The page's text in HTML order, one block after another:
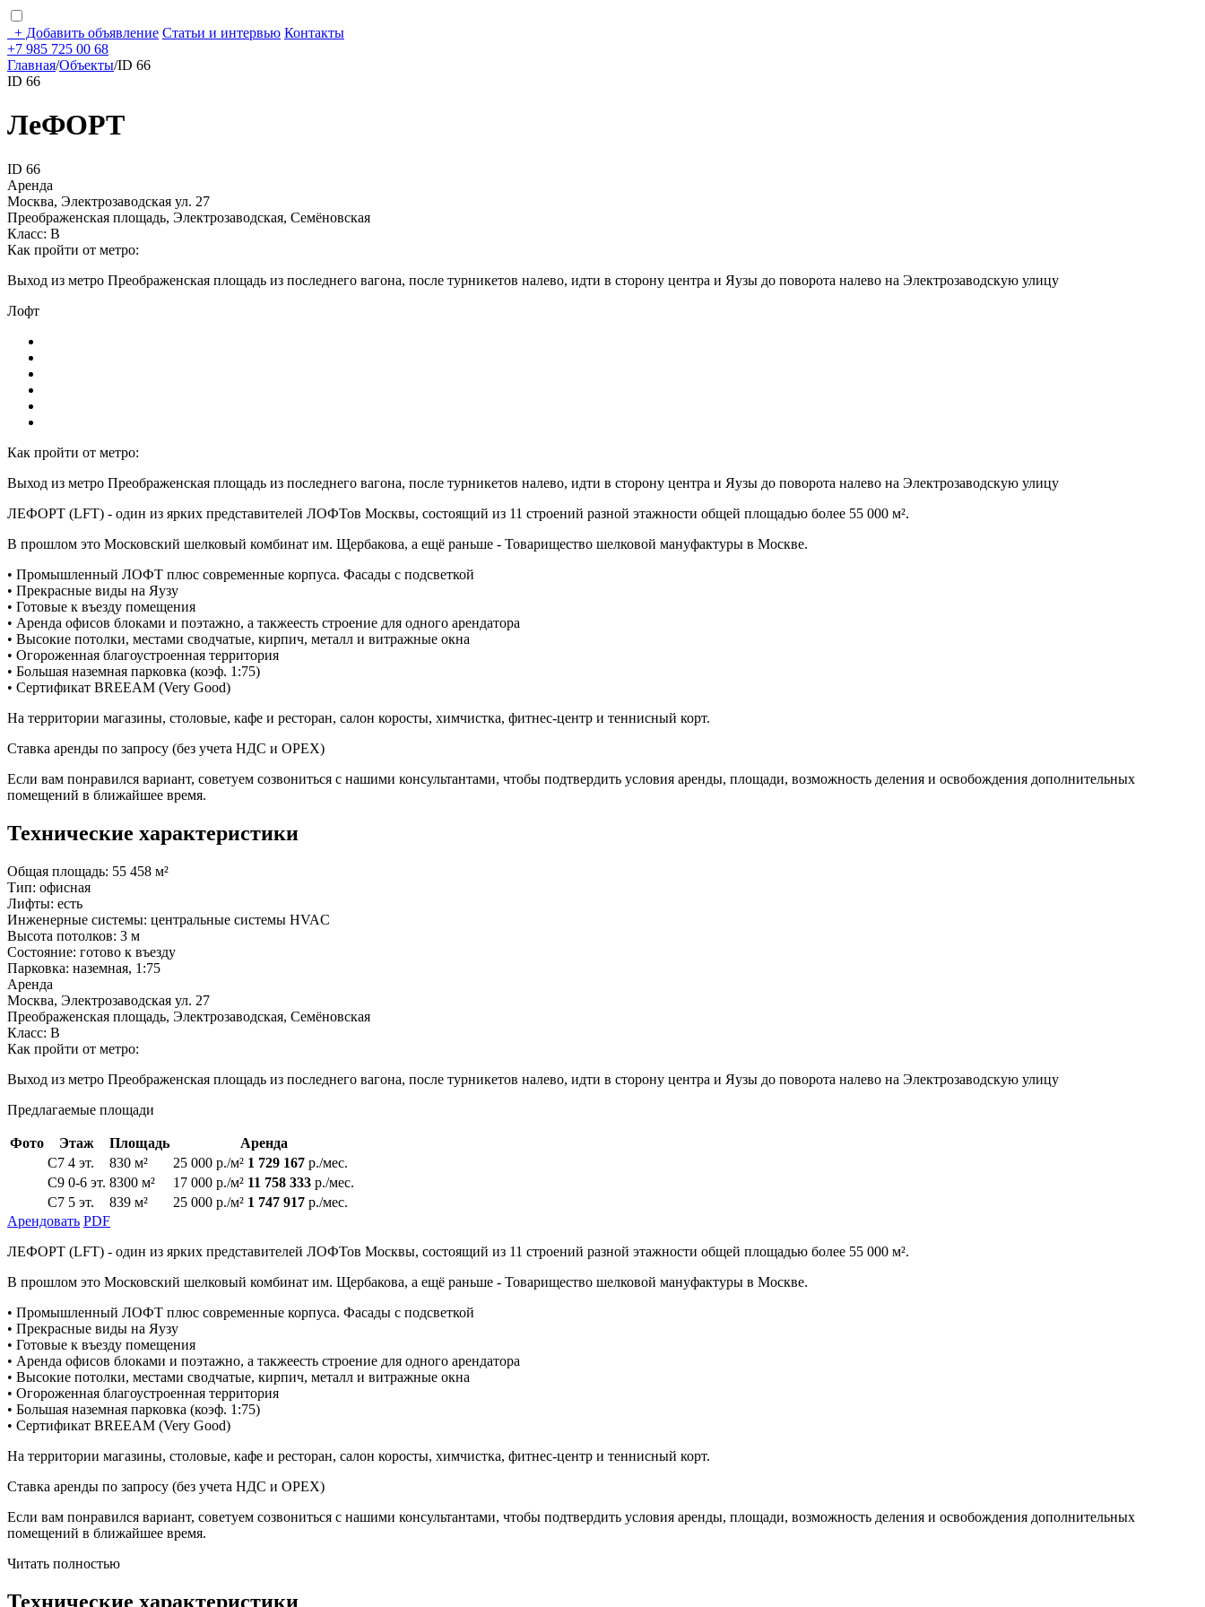
+ Добавить объявление Статьи и интервью Контакты
+7 985 725 00 68
Главная/Объекты/ID 66
ID 66
ЛеФОРТ
ID 66
Аренда
Москва, Электрозаводская ул. 27
Преображенская площадь, Электрозаводская, Семёновская
Класс: В
Как пройти от метро:
Выход из метро Преображенская площадь из последнего вагона, после турникетов налево, идти в сторону центра и Яузы до поворота налево на Электрозаводскую улицу
Лофт
Как пройти от метро:
Выход из метро Преображенская площадь из последнего вагона, после турникетов налево, идти в сторону центра и Яузы до поворота налево на Электрозаводскую улицу
ЛЕФОРТ (LFT) - один из ярких представителей ЛОФТов Москвы, состоящий из 11 строений разной этажности общей площадью более 55 000 м².
В прошлом это Московский шелковый комбинат им. Щербакова, а ещё раньше - Товарищество шелковой мануфактуры в Москве.
• Промышленный ЛОФТ плюс современные корпуса. Фасады с подсветкой
• Прекрасные виды на Яузу
• Готовые к въезду помещения
• Аренда офисов блоками и поэтажно, а такжеесть строение для одного арендатора
• Высокие потолки, местами сводчатые, кирпич, металл и витражные окна
• Огороженная благоустроенная территория
• Большая наземная парковка (коэф. 1:75)
• Сертификат BREEAM (Very Good)
На территории магазины, столовые, кафе и ресторан, салон коросты, химчистка, фитнес-центр и теннисный корт.
Ставка аренды по запросу (без учета НДС и ОРЕХ)
Если вам понравился вариант, советуем созвониться с нашими консультантами, чтобы подтвердить условия аренды, площади, возможность деления и освобождения дополнительных
помещений в ближайшее время.
Технические характеристики
Общая площадь: 55 458 м²
Тип: офисная
Лифты: есть
Инженерные системы: центральные системы HVAC
Высота потолков: 3 м
Состояние: готово к въезду
Парковка: наземная, 1:75
Аренда
Москва, Электрозаводская ул. 27
Преображенская площадь, Электрозаводская, Семёновская
Класс: В
Как пройти от метро:
Выход из метро Преображенская площадь из последнего вагона, после турникетов налево, идти в сторону центра и Яузы до поворота налево на Электрозаводскую улицу
Предлагаемые площади
Фото Этаж Площадь
Аренда
C7 4 эт.
830 м² 25 000 р./м² 1 729 167 р./мес.
C9 0-6 эт. 8300 м² 17 000 р./м² 11 758 333 р./мес.
C7 5 эт.
839 м² 25 000 р./м² 1 747 917 р./мес.
Арендовать PDF
ЛЕФОРТ (LFT) - один из ярких представителей ЛОФТов Москвы, состоящий из 11 строений разной этажности общей площадью более 55 000 м².
В прошлом это Московский шелковый комбинат им. Щербакова, а ещё раньше - Товарищество шелковой мануфактуры в Москве.
• Промышленный ЛОФТ плюс современные корпуса. Фасады с подсветкой
• Прекрасные виды на Яузу
• Готовые к въезду помещения
• Аренда офисов блоками и поэтажно, а такжеесть строение для одного арендатора
• Высокие потолки, местами сводчатые, кирпич, металл и витражные окна
• Огороженная благоустроенная территория
• Большая наземная парковка (коэф. 1:75)
• Сертификат BREEAM (Very Good)
На территории магазины, столовые, кафе и ресторан, салон коросты, химчистка, фитнес-центр и теннисный корт.
Ставка аренды по запросу (без учета НДС и ОРЕХ)
Если вам понравился вариант, советуем созвониться с нашими консультантами, чтобы подтвердить условия аренды, площади, возможность деления и освобождения дополнительных
помещений в ближайшее время.
Читать полностью
Технические характеристики